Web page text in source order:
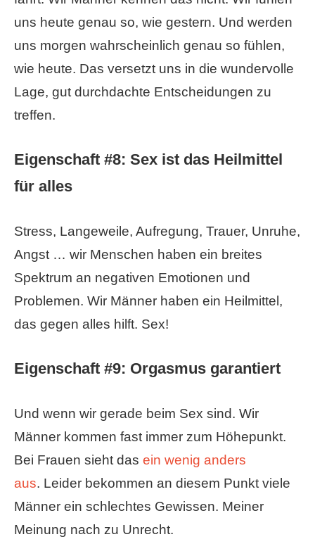
uns heute genau so, wie gestern. Und werden
uns morgen wahrscheinlich genau so fühlen,
wie heute. Das versetzt uns in die wundervolle
Lage, gut durchdachte Entscheidungen zu
treffen.
Eigenschaft #8: Sex ist das Heilmittel
für alles
Stress, Langeweile, Aufregung, Trauer, Unruhe,
Angst … wir Menschen haben ein breites
Spektrum an negativen Emotionen und
Problemen. Wir Männer haben ein Heilmittel,
das gegen alles hilft. Sex!
Eigenschaft #9: Orgasmus garantiert
Und wenn wir gerade beim Sex sind. Wir
Männer kommen fast immer zum Höhepunkt.
Bei Frauen sieht das ein wenig anders
aus. Leider bekommen an diesem Punkt viele
Männer ein schlechtes Gewissen. Meiner
Meinung nach zu Unrecht.